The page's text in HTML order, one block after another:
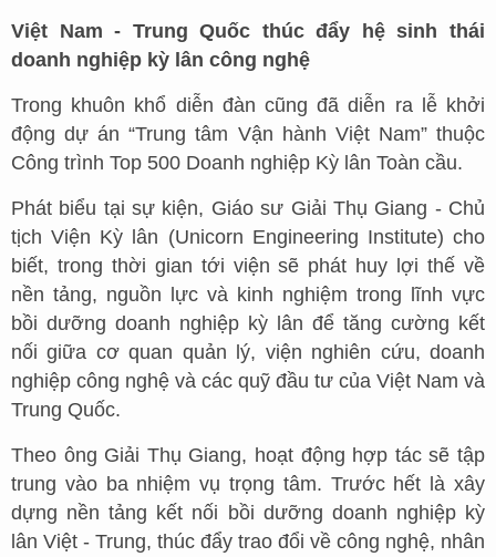
Việt Nam - Trung Quốc thúc đẩy hệ sinh thái
doanh nghiệp kỳ lân công nghệ
Trong khuôn khổ diễn đàn cũng đã diễn ra lễ khởi
động dự án “Trung tâm Vận hành Việt Nam” thuộc
Công trình Top 500 Doanh nghiệp Kỳ lân Toàn cầu.
Phát biểu tại sự kiện, Giáo sư Giải Thụ Giang - Chủ
tịch Viện Kỳ lân (Unicorn Engineering Institute) cho
biết, trong thời gian tới viện sẽ phát huy lợi thế về
nền tảng, nguồn lực và kinh nghiệm trong lĩnh vực
bồi dưỡng doanh nghiệp kỳ lân để tăng cường kết
nối giữa cơ quan quản lý, viện nghiên cứu, doanh
nghiệp công nghệ và các quỹ đầu tư của Việt Nam và
Trung Quốc.
Theo ông Giải Thụ Giang, hoạt động hợp tác sẽ tập
trung vào ba nhiệm vụ trọng tâm. Trước hết là xây
dựng nền tảng kết nối bồi dưỡng doanh nghiệp kỳ
lân Việt - Trung, thúc đẩy trao đổi về công nghệ, nhân